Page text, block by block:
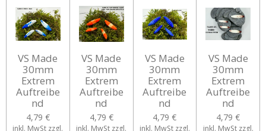
VS Made
30mm
Extrem
Auftreibe
nd
4,79 €
inkl. MwSt zzgl.
VS Made
30mm
Extrem
Auftreibe
nd
4,79 €
inkl. MwSt zzgl.
VS Made
30mm
Extrem
Auftreibe
nd
4,79 €
inkl. MwSt zzgl.
VS Made
30mm
Extrem
Auftreibe
nd
4,79 €
inkl. MwSt zzgl.